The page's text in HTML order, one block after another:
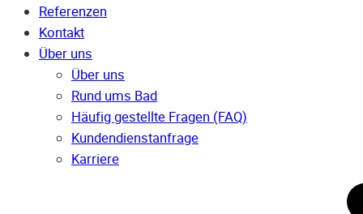
Referenzen
Kontakt
Über uns
Über uns
Rund ums Bad
Häufig gestellte Fragen (FAQ)
Kunden­dienst­anfrage
Karriere